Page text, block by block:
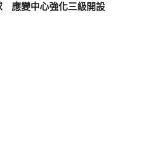
應變中心強化三級開設